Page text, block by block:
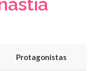
Protagonistas